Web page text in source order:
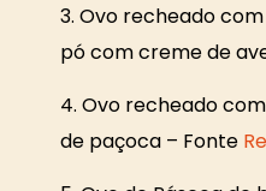
3. Ovo recheado
pó com creme de
4. Ovo recheado
de paçoca – Fonte